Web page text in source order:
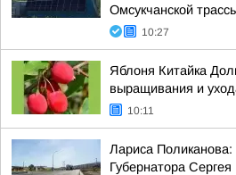
Омсукчанской
10:27
Яблоня Китайка
выращивания и
10:11
Лариса
Губернатора